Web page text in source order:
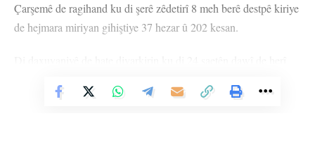
Çarşemê de ragihand ku di şerê zêdetirî 8 meh berê destpê kiriye
de hejmara miriyan gihiştiye 37 hezar û 202 kesan.
û 932 kes birîndar bûne.Vê Nûçeyê Bixwîne